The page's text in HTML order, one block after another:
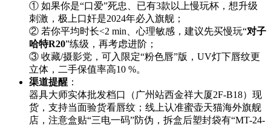
① 如果你是“口爱”死忠、已有3款以上慢玩杯，想升级
刺激，极上口奸是2024年必入旗舰；
② 若你平均时长<2 min、心理敏感，建议先买慢玩“对子
哈特R20”练级，再考虑进阶；
③ 收藏/摄影党，可入限定“粉色唇”版，UV灯下唇纹更
立体，二手保值率高10 %。
渠道提醒 ：
器具大师实体批发档口（广州站西金祥大厦2F-B18）现
货，支持当面验货看唇纹；线上认准蜜壶天猫海外旗舰
店，注意盒贴“三电一码”防伪，拆盒后塑封袋有“MT-24-